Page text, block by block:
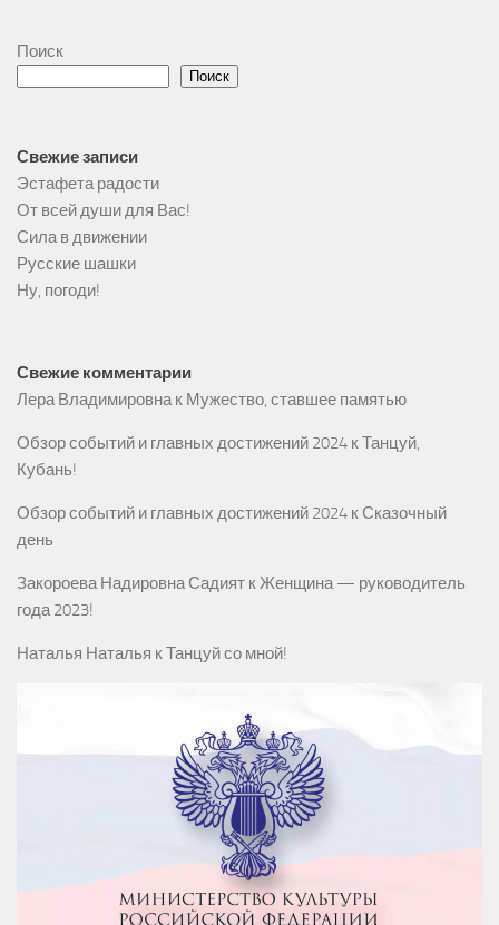
Поиск
Поиск
Свежие записи
Эстафета радости
От всей души для Вас!
Сила в движении
Русские шашки
Ну, погоди!
Свежие комментарии
Лера Владимировнак Мужество, ставшее памятью
Обзор событий и главных достижений 2024 кТанцуй,
Кубань!
Обзор событий и главных достижений 2024 кСказочный
день
Закороева Надировна Садият кЖенщина — руководитель
года 2023!
Наталья Наталья кТанцуй со мной!